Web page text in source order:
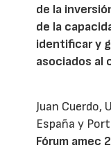
de la
de la
identificar y
asociados al
Juan Cuerdo,
España y
Fórum amec